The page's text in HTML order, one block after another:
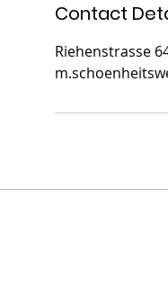
Contact
Riehenstrasse